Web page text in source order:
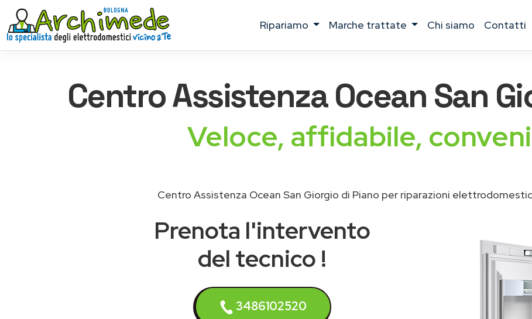
ripariamo marche trattate chi siamo contatti
Centro AssistenzaOcean San
Veloce, affidabile,
Centro Assistenza Ocean San Giorgio di Piano per riparazioni
Prenota l'intervento
del tecnico !
3486102520